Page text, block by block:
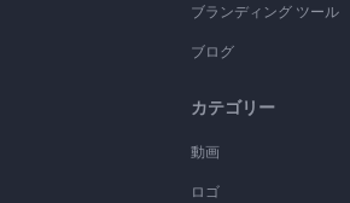
ブランディング ツール
ブログ
カテゴリー
動画
ロゴ